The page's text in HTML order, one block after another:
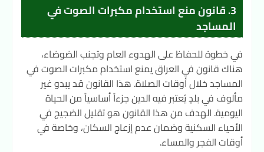
3. قانون منع استخدام مكبرات الصوت في
المساجد
في خطوة للحفاظ على الهدوء العام وتجنب الضوضاء،
هناك قانون في العراق يمنع استخدام مكبرات الصوت في
المساجد خلال أوقات الصلاة. هذا القانون قد يبدو غير
مألوف في بلدٍ يُعتبر فيه الدين جزءاً أساسياً من الحياة
اليومية. الهدف من هذا القانون هو تقليل الضجيج في
الأحياء السكنية وضمان عدم إزعاج السكان، وخاصة في
أوقات الفجر والمساء.